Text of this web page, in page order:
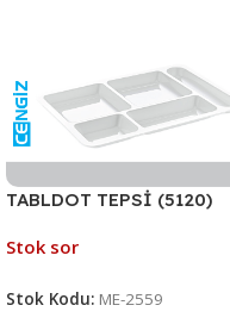
TABLDOT TEPSİ (5120)
Stok sor
Stok Kodu: ME-2559